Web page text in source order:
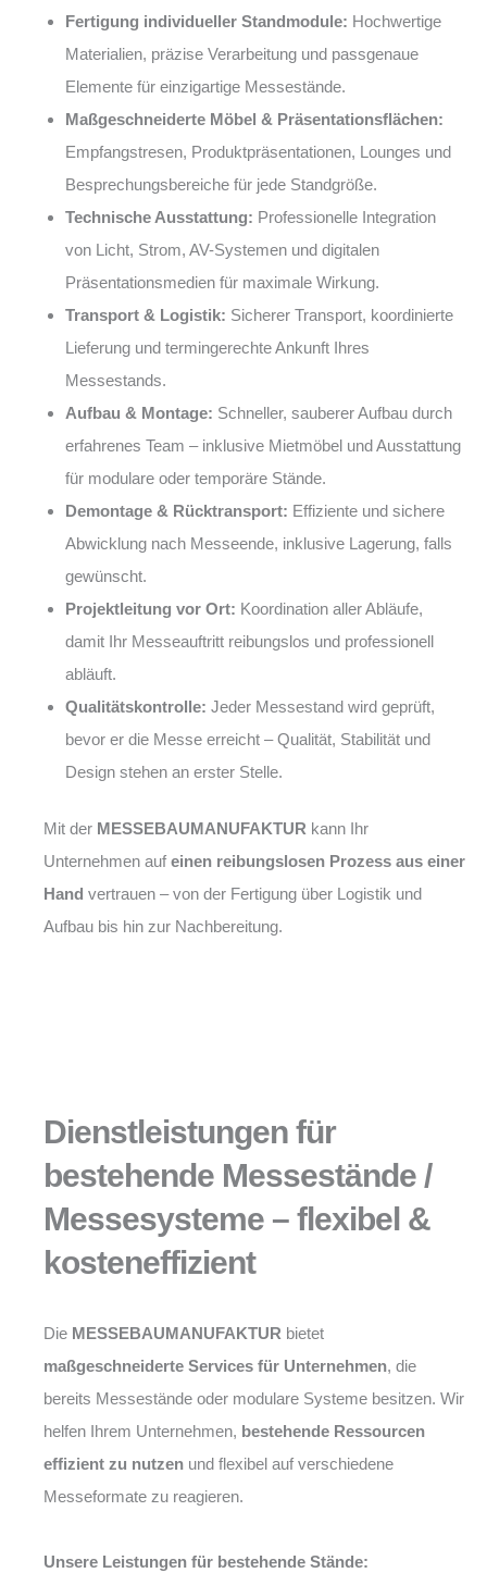
Fertigung individueller Standmodule: Hochwertige
Materialien, präzise Verarbeitung und passgenaue
Elemente für einzigartige Messestände.
Maßgeschneiderte Möbel & Präsentationsflächen:
Empfangstresen, Produktpräsentationen, Lounges und
Besprechungsbereiche für jede Standgröße.
Technische Ausstattung: Professionelle Integration
von Licht, Strom, AV-Systemen und digitalen
Präsentationsmedien für maximale Wirkung.
Transport & Logistik: Sicherer Transport, koordinierte
Lieferung und termingerechte Ankunft Ihres
Messestands.
Aufbau & Montage: Schneller, sauberer Aufbau durch
erfahrenes Team – inklusive Mietmöbel und Ausstattung
für modulare oder temporäre Stände.
Demontage & Rücktransport: Effiziente und sichere
Abwicklung nach Messeende, inklusive Lagerung, falls
gewünscht.
Projektleitung vor Ort: Koordination aller Abläufe,
damit Ihr Messeauftritt reibungslos und professionell
abläuft.
Qualitätskontrolle: Jeder Messestand wird geprüft,
bevor er die Messe erreicht – Qualität, Stabilität und
Design stehen an erster Stelle.
Mit der MESSEBAUMANUFAKTUR kann Ihr
Unternehmen auf einen reibungslosen Prozess aus einer
Hand vertrauen – von der Fertigung über Logistik und
Aufbau bis hin zur Nachbereitung.
Dienstleistungen für
bestehende Messestände /
Messesysteme – flexibel &
kosteneffizient
Die MESSEBAUMANUFAKTUR bietet
maßgeschneiderte Services für Unternehmen, die
bereits Messestände oder modulare Systeme besitzen. Wir
helfen Ihrem Unternehmen, bestehende Ressourcen
effizient zu nutzen und flexibel auf verschiedene
Messeformate zu reagieren.
Unsere Leistungen für bestehende Stände: